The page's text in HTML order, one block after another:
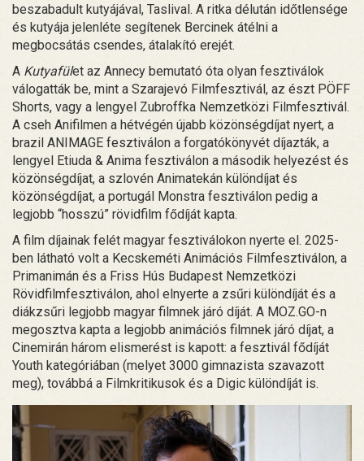
beszabadult kutyájával, Taslival. A ritka délután időtlensége
és kutyája jelenléte segítenek Bercinek átélni a
megbocsátás csendes, átalakító erejét.
A Kutyafület az Annecy bemutató óta olyan fesztiválok
válogatták be, mint a Szarajevó Filmfesztivál, az észt PÖFF
Shorts, vagy a lengyel Zubroffka Nemzetközi Filmfesztivál.
A cseh Anifilmen a hétvégén újabb közönségdíjat nyert, a
brazil ANIMAGE fesztiválon a forgatókönyvét díjazták, a
lengyel Etiuda & Anima fesztiválon a második helyezést és
közönségdíjat, a szlovén Animatekán különdíjat és
közönségdíjat, a portugál Monstra fesztiválon pedig a
legjobb “hosszú” rövidfilm fődíját kapta.
A film díjainak felét magyar fesztiválokon nyerte el. 2025-
ben látható volt a Kecskeméti Animációs Filmfesztiválon, a
Primanimán és a Friss Hús Budapest Nemzetközi
Rövidfilmfesztiválon, ahol elnyerte a zsűri különdíját és a
diákzsűri legjobb magyar filmnek járó díját. A MOZ.GO-n
megosztva kapta a legjobb animációs filmnek járó díjat, a
Cinemirán három elismerést is kapott: a fesztivál fődíját
Youth kategóriában (melyet 3000 gimnazista szavazott
meg), továbbá a Filmkritikusok és a Digic különdíját is.